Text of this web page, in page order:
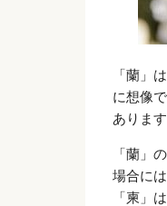
「蘭」は
に想像
ありま
「蘭」
場合に
「柬」